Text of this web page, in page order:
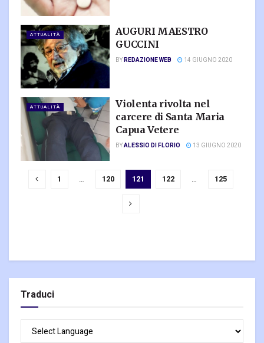
ATTUALITÀ
AUGURI MAESTRO
GUCCINI
BYREDAZIONE WEB 14 GIUGNO 2020
ATTUALITÀ
Violenta rivolta nel
carcere di Santa Maria
Capua Vetere
BYALESSIO DI FLORIO 13 GIUGNO 2020
1 … 120 121 122 … 125
Traduci